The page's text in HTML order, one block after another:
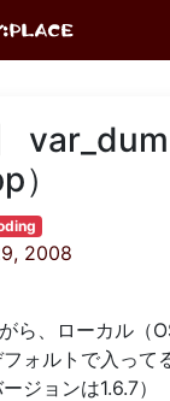
）
2008
ら、ローカル（
ォルトで入って
ジョンは1.6.7）